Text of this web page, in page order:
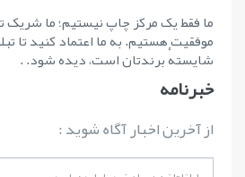
ما فقط یک مرکز چاپ نیستیم؛ ما
موفقیت هستیم. به ما اعتماد کنید تا
شایستهٔ برندتان است، دیده شود. .
خبرنامه
از آخرین اخبار آگاه شوید :